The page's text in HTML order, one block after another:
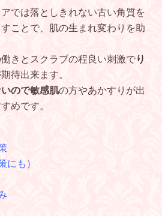
では落としきれない古い角質を
ことで、肌の生まれ変わりを助
きとスクラブの程良い刺激でり
待出来ます。
ので敏感肌の方やあかすりが出
めです。
にも）